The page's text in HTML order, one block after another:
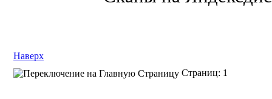
Наверх
Страниц: 1